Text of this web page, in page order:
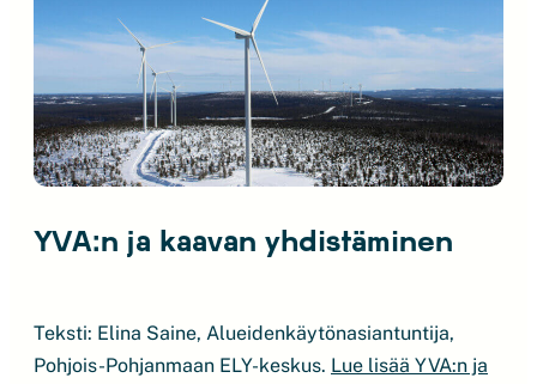
YVA:n ja kaavan yhdistäminen
Teksti: Elina Saine, Alueidenkäytönasiantuntija,
Pohjois-Pohjanmaan ELY-keskus. Lue lisää YVA:n ja